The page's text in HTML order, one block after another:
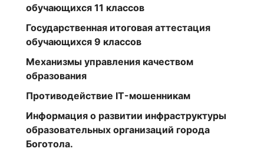
обучающихся 11 классов
Государственная итоговая аттестация
обучающихся 9 классов
Механизмы управления качеством
образования
Противодействие IT-мошенникам
Информация о развитии инфраструктуры
образовательных организаций города
Боготола.